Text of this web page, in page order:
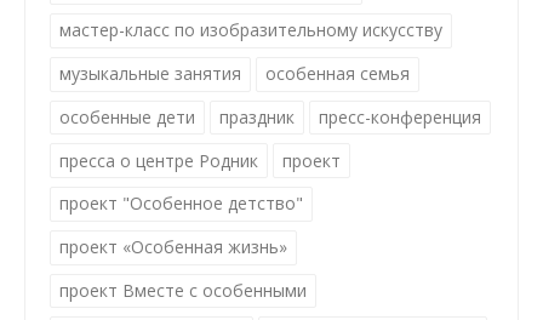
мастер-класс по изобразительному искусству
музыкальные занятия
особенная семья
особенные дети
праздник
пресс-конференция
пресса о центре Родник
проект
проект "Особенное детство"
проект «Особенная жизнь»
проект Вместе с особенными